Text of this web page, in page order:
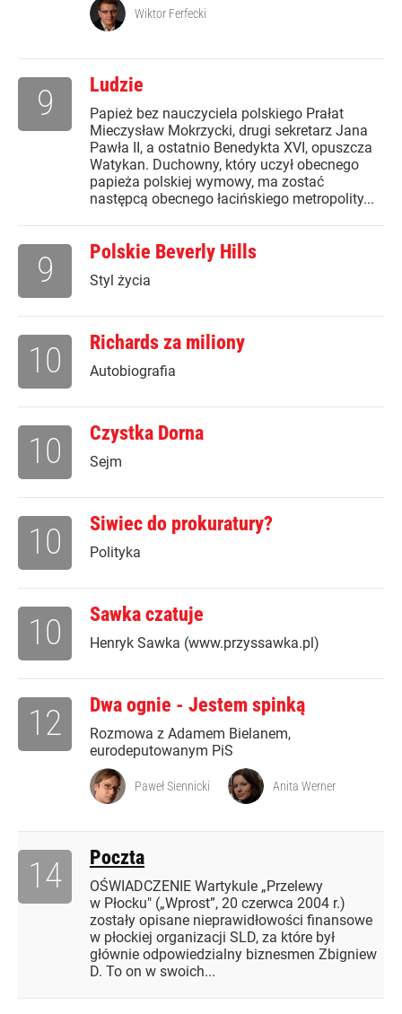
Wiktor Ferfecki
Ludzie
Papież bez nauczyciela polskiego Prałat
Mieczysław Mokrzycki, drugi sekretarz Jana
Pawła II, a ostatnio Benedykta XVI, opuszcza
Watykan. Duchowny, który uczył obecnego
papieża polskiej wymowy, ma zostać
następcą obecnego łacińskiego metropolity...
9
Polskie Beverly Hills
Styl życia
9
Richards za miliony
Autobiografia
10
Czystka Dorna
Sejm
10
Siwiec do prokuratury?
Polityka
10
Sawka czatuje
Henryk Sawka (www.przyssawka.pl)
10
Dwa ognie - Jestem spinką
Rozmowa z Adamem Bielanem,
eurodeputowanym PiS
12
Paweł Siennicki Anita Werner
Poczta
OŚWIADCZENIE Wartykule „Przelewy
w Płocku" („Wprost”, 20 czerwca 2004 r.)
zostały opisane nieprawidłowości finansowe
w płockiej organizacji SLD, za które był
głównie odpowiedzialny biznesmen Zbigniew
D. To on w swoich...
14